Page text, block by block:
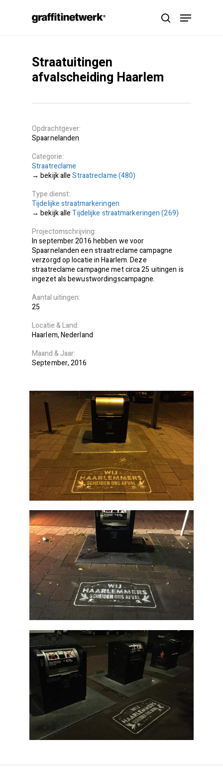
search
Menu
Straatuitingen
afvalscheiding Haarlem
Opdrachtgever
Spaarnelanden
Categorie
Straatreclame
Straatreclame (480)
Type dienst
Tijdelijke straatmarkeringen
Tijdelijke straatmarkeringen (269)
Projectomschrijving
In september 2016 hebben we voor
Spaarnelanden een straatreclame campagne
verzorgd op locatie in Haarlem. Deze
straatreclame campagne met circa 25 uitingen is
ingezet als bewustwordingscampagne.
Aantal uitingen
25
Locatie
Land
Haarlem Nederland
Maand
Jaar
September 2016